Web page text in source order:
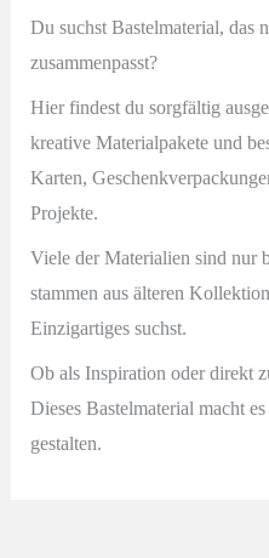
Du suchst Bastelmaterial, das
zusammenpasst?
Hier findest du sorgfältig
kreative Materialpakete und
Karten,
Projekte.
Viele der Materialien sind nur
stammen aus älteren
Einzigartiges suchst.
Ob als Inspiration oder direkt
Dieses Bastelmaterial macht
gestalten.